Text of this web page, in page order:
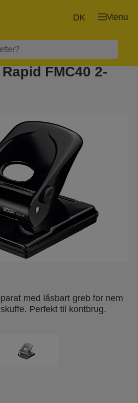
Menu
DK
FMC40 2-
med låsbart greb for nem
Perfekt til kontbrug.